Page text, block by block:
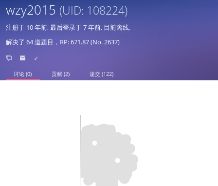
wzy2015 (UID: 108224)
注册于 10 年前, 最后登录于7 年前, 目前离线.
解决了 64 道题目，RP: 671.87 (No. 2637)
♂
讨论 (0) 贡献 (2) 递交 (122)